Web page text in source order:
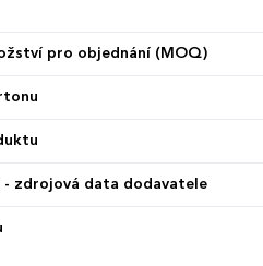
pro objednání (MOQ)
- zdrojová data dodavatele